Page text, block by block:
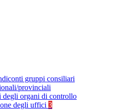
gruppi consiliari
provinciali
degli organi di controllo
degli uffici 3